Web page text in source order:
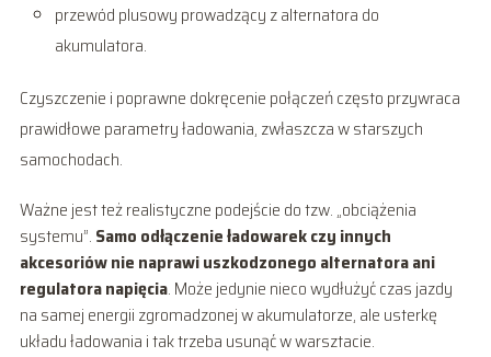
przewód plusowy prowadzący z alternatora do
akumulatora.
Czyszczenie i poprawne dokręcenie połączeń często przywraca
prawidłowe parametry ładowania, zwłaszcza w starszych
samochodach.
Ważne jest też realistyczne podejście do tzw. „obciążenia
systemu”. Samo odłączenie ładowarek czy innych
akcesoriów nie naprawi uszkodzonego alternatora ani
regulatora napięcia. Może jedynie nieco wydłużyć czas jazdy
na samej energii zgromadzonej w akumulatorze, ale usterkę
układu ładowania i tak trzeba usunąć w warsztacie.